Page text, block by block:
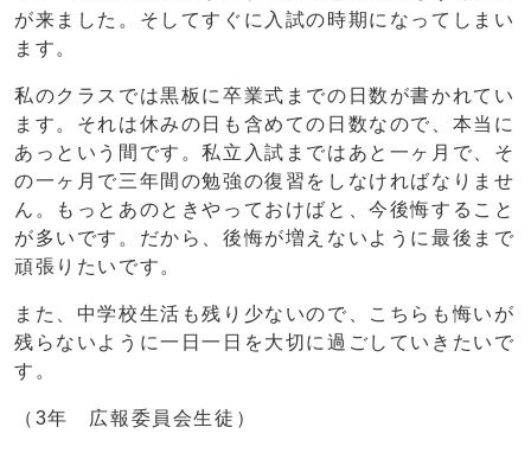
が来ました。そしてすぐに入試の時期になってしまい
ます。
私のクラスでは黒板に卒業式までの日数が書かれてい
ます。それは休みの日も含めての日数なので、本当に
あっという間です。私立入試まではあと一ヶ月で、そ
の一ヶ月で三年間の勉強の復習をしなければなりませ
ん。もっとあのときやっておけばと、今後悔すること
が多いです。だから、後悔が増えないように最後まで
頑張りたいです。
また、中学校生活も残り少ないので、こちらも悔いが
残らないように一日一日を大切に過ごしていきたいで
す。
（3年 広報委員会生徒）